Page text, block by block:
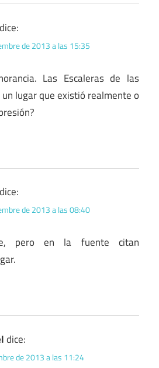
dice:
de 2013 a las 15:35
Las Escaleras de las
lugar que existió realmente o
dice:
de 2013 a las 08:40
pero en la fuente citan
dice:
de 2013 a las 11:24